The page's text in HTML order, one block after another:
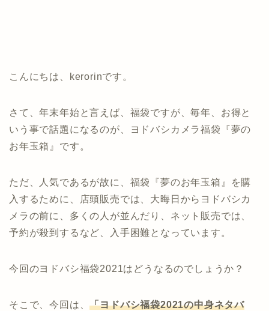
こんにちは、kerorinです。
さて、年末年始と言えば、福袋ですが、毎年、お得と
いう事で話題になるのが、ヨドバシカメラ福袋『夢の
お年玉箱』です。
ただ、人気であるが故に、福袋『夢のお年玉箱』を購
入するために、店頭販売では、大晦日からヨドバシカ
メラの前に、多くの人が並んだり、ネット販売では、
予約が殺到するなど、入手困難となっています。
今回のヨドバシ福袋2021はどうなるのでしょうか？
そこで、今回は、「ヨドバシ福袋2021の中身ネタバ